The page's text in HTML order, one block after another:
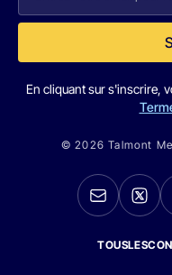
En cliquant sur s'inscrire,
© 2026 Talmont